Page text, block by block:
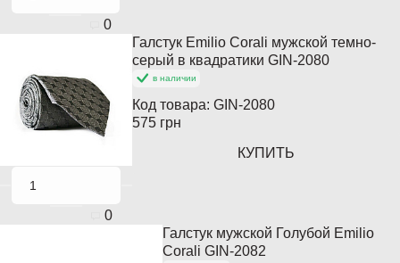
0
0
Галстук Emilio Corali мужской темно-
серый в квадратики GIN-2080
в наличии
Код товара:GIN-2080
575 грн
КУПИТЬ
Галстук мужской Голубой Emilio
Corali GIN-2082